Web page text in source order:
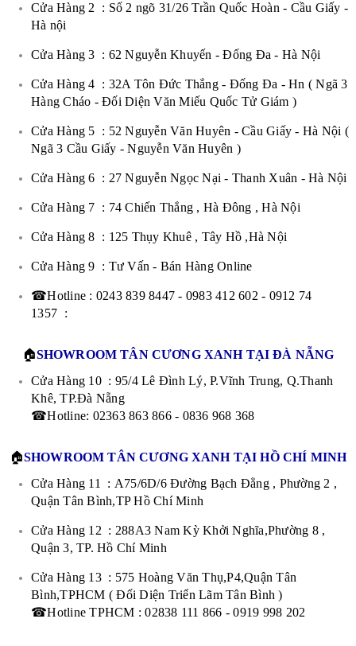
Cửa Hàng 2 : Số 2 ngõ 31/26 Trần Quốc Hoàn - Cầu Giấy -
Hà nội
Cửa Hàng 3 : 62 Nguyễn Khuyến - Đống Đa - Hà Nội
Cửa Hàng 4 : 32A Tôn Đức Thắng - Đống Đa - Hn ( Ngã 3
Hàng Cháo - Đối Diện Văn Miếu Quốc Tử Giám )
Cửa Hàng 5 : 52 Nguyễn Văn Huyên - Cầu Giấy - Hà Nội (
Ngã 3 Cầu Giấy - Nguyễn Văn Huyên )
Cửa Hàng 6 : 27 Nguyễn Ngọc Nại - Thanh Xuân - Hà Nội
Cửa Hàng 7 : 74 Chiến Thắng , Hà Đông , Hà Nội
Cửa Hàng 8 : 125 Thụy Khuê , Tây Hồ ,Hà Nội
Cửa Hàng 9 : Tư Vấn - Bán Hàng Online
☎Hotline : 0243 839 8447 - 0983 412 602 - 0912 74
1357 :
🏠SHOWROOM TÂN CƯƠNG XANH TẠI ĐÀ NẴNG
Cửa Hàng 10 : 95/4 Lê Đình Lý, P.Vĩnh Trung, Q.Thanh
Khê, TP.Đà Nẵng
☎Hotline: 02363 863 866 - 0836 968 368
🏠SHOWROOM TÂN CƯƠNG XANH TẠI HỒ CHÍ MINH
Cửa Hàng 11 : A75/6D/6 Đường Bạch Đằng , Phường 2 ,
Quận Tân Bình,TP Hồ Chí Minh
Cửa Hàng 12 : 288A3 Nam Kỳ Khởi Nghĩa,Phường 8 ,
Quận 3, TP. Hồ Chí Minh
Cửa Hàng 13 : 575 Hoàng Văn Thụ,P4,Quận Tân
Bình,TPHCM ( Đối Diện Triển Lãm Tân Bình )
☎Hotline TPHCM : 02838 111 866 - 0919 998 202